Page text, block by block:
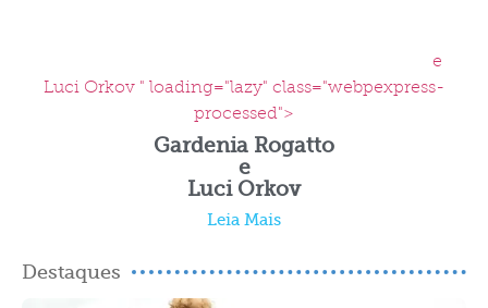
e
Luci Orkov " loading="lazy" class="webpexpress-
processed">
Gardenia Rogatto
e
Luci Orkov
Leia Mais
Destaques